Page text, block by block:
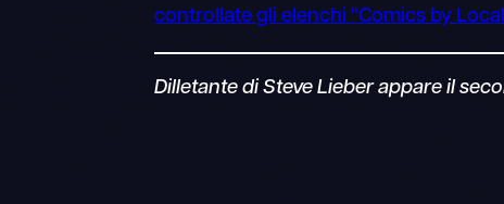
controllate gli elenchi "Comics by
Dilletante di Steve Lieber appare il